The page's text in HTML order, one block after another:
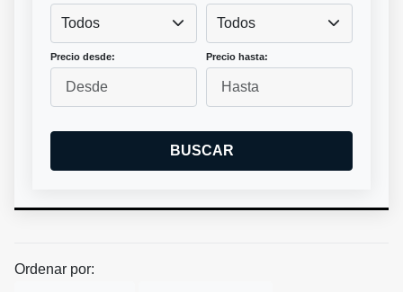
Todos Todos
Precio desde: Precio hasta:
BUSCAR
Ordenar por: